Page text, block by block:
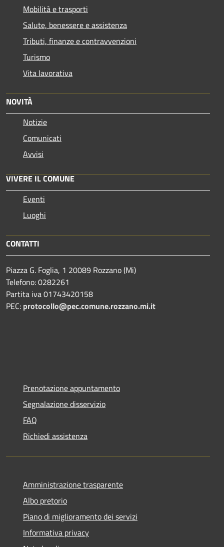
Mobilità e trasporti
Salute, benessere e assistenza
Tributi, finanze e contravvenzioni
Turismo
Vita lavorativa
NOVITÀ
Notizie
Comunicati
Avvisi
VIVERE IL COMUNE
Eventi
Luoghi
CONTATTI
Piazza G. Foglia, 1 20089 Rozzano (Mi)
Telefono: 0282261
Partita iva 01743420158
PEC: protocollo@pec.comune.rozzano.mi.it
Prenotazione appuntamento
Segnalazione disservizio
FAQ
Richiedi assistenza
Amministrazione trasparente
Albo pretorio
Piano di miglioramento dei servizi
Informativa privacy